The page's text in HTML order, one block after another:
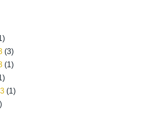
(3)
(1)
(1)